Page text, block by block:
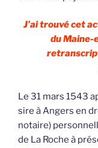
J’ai trouvé cet
du Maine-
Le 31 mars 1543
sire à Angers en
notaire)
de La Roche à